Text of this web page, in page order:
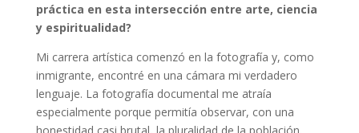
práctica en esta intersección entre arte, ciencia
y espiritualidad?
Mi carrera artística comenzó en la fotografía y, como
inmigrante, encontré en una cámara mi verdadero
lenguaje. La fotografía documental me atraía
especialmente porque permitía observar, con una